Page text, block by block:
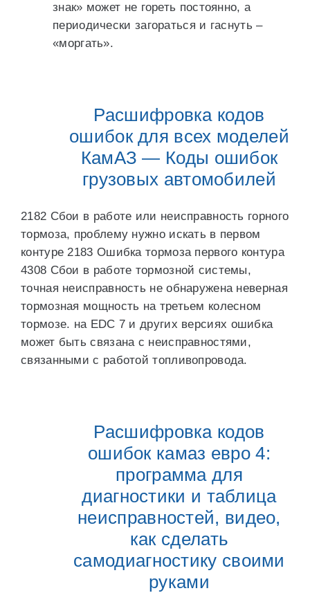
знак» может не гореть постоянно, а
периодически загораться и гаснуть –
«моргать».
Расшифровка кодов
ошибок для всех моделей
КамАЗ — Коды ошибок
грузовых автомобилей
2182 Сбои в работе или неисправность горного
тормоза, проблему нужно искать в первом
контуре 2183 Ошибка тормоза первого контура
4308 Сбои в работе тормозной системы,
точная неисправность не обнаружена неверная
тормозная мощность на третьем колесном
тормозе. на EDC 7 и других версиях ошибка
может быть связана с неисправностями,
связанными с работой топливопровода.
Расшифровка кодов
ошибок камаз евро 4:
программа для
диагностики и таблица
неисправностей, видео,
как сделать
самодиагностику своими
руками